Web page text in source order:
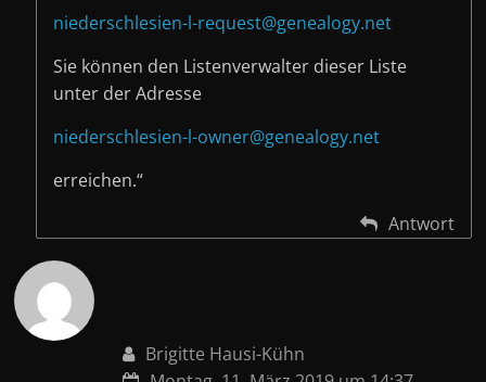
niederschlesien-l-request@genealogy.net
Sie können den Listenverwalter dieser Liste
unter der Adresse
niederschlesien-l-owner@genealogy.net
erreichen.“
Antwort
Brigitte Hausi-Kühn